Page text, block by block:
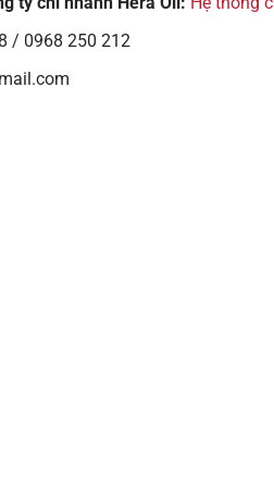
/ 0968 250 212